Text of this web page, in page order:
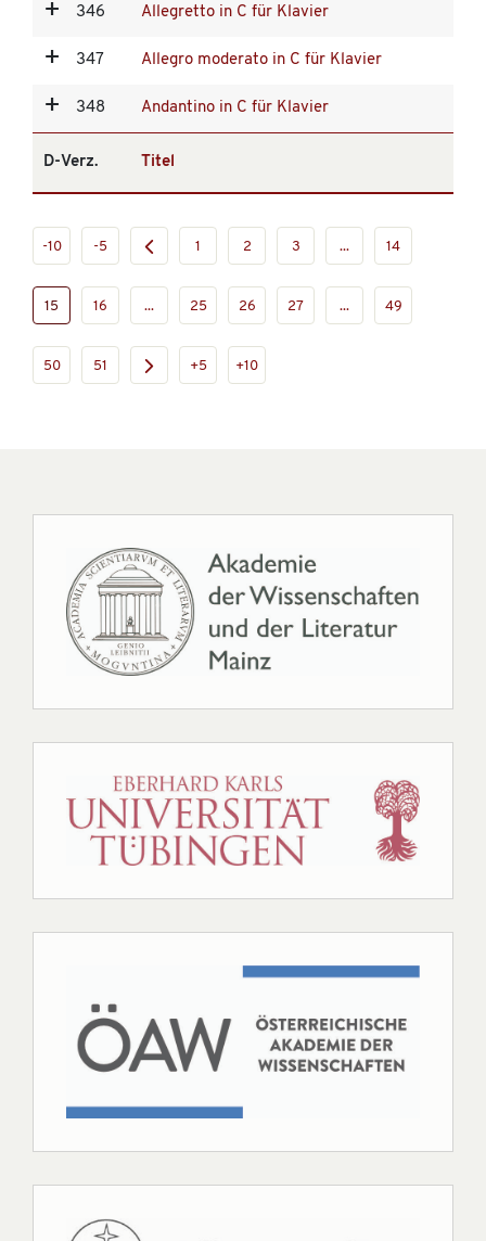
346 Allegretto in C für Klavier
347 Allegro moderato in C für Klavier
348 Andantino in C für Klavier
D-Verz. Titel
-10 -5 1 2 3 ... 14
15 16 ... 25 26 27 ... 49
50 51 +5 +10